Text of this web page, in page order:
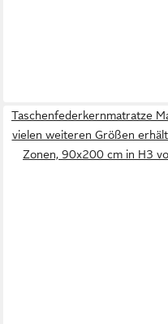
Taschenfederkernmatratze
vielen weiteren Größen
Zonen, 90x200 cm in H3